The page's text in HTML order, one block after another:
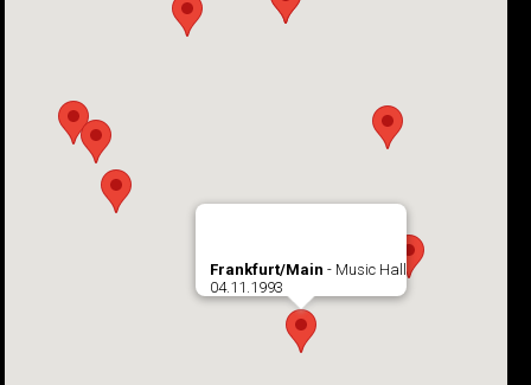
Frankfurt/Main - Music Hall
04.11.1993